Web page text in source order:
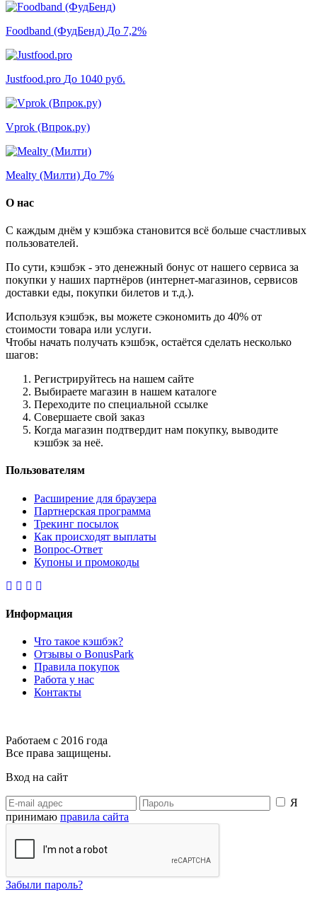
Foodband (ФудБенд) До 7,2%
Justfood.pro До 1040 руб.
Vprok (Впрок.ру)
Mealty (Милти) До 7%
О нас
С каждым днём у кэшбэка становится всё больше счастливых
пользователей.
По сути, кэшбэк - это денежный бонус от нашего сервиса за
покупки у наших партнёров (интернет-магазинов, сервисов
доставки еды, покупки билетов и т.д.).
Используя кэшбэк, вы можете сэкономить до 40% от
стоимости товара или услуги.
Чтобы начать получать кэшбэк, остаётся сделать несколько
шагов:
Регистрируйтесь на нашем сайте
Выбираете магазин в нашем каталоге
Переходите по специальной ссылке
Совершаете свой заказ
Когда магазин подтвердит нам покупку, выводите
кэшбэк за неё.
Пользователям
Расширение для браузера
Партнерская программа
Трекинг посылок
Как происходят выплаты
Вопрос-Ответ
Купоны и промокоды
Информация
Что такое кэшбэк?
Отзывы о BonusPark
Правила покупок
Работа у нас
Контакты
Работаем с 2016 года
Все права защищены.
Вход на сайт
Я
принимаю правила сайта
Забыли пароль?